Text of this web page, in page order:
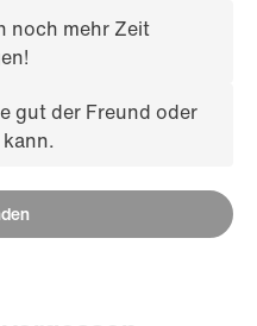
noch mehr Zeit
gut der Freund oder